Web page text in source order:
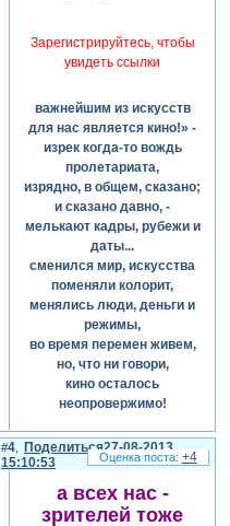
Зарегистрируйтесь, чтобы
увидеть ссылки
важнейшим из искусств
для нас является кино!» -
изрек когда-то вождь
пролетариата,
изрядно, в общем, сказано;
и сказано давно, -
мелькают кадры, рубежи и
даты...
сменился мир, искусства
поменяли колорит,
менялись люди, деньги и
режимы,
во время перемен живем,
но, что ни говори,
кино осталось
неопровержимо!
вас сегодня с днем кино!
кино живет! есть
и пусть бубнят, что, мол,
убыточно оно, -
Поделиться
4
27-08-2013
15:10:53
а всех нас -
зрителей тоже
+4